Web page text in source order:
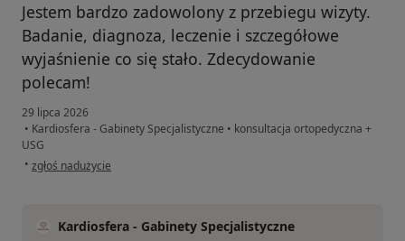
Jestem bardzo zadowolony z przebiegu wizyty.
Badanie, diagnoza, leczenie i szczegółowe
wyjaśnienie co się stało. Zdecydowanie
polecam!
29 lipca 2026
• Kardiosfera - Gabinety Specjalistyczne • konsultacja ortopedyczna +
USG
• w opinii użytkownika BK
zgłoś nadużycie
Kardiosfera - Gabinety Specjalistyczne